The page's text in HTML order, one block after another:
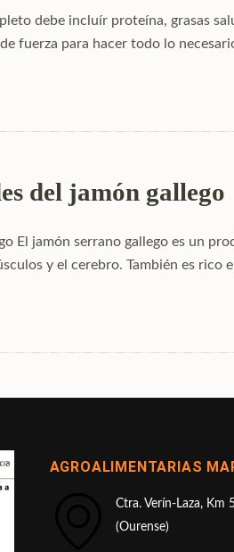
debe incluír proteína, grasas
fuerza para hacer todo lo
del jamón gallego​
El jamón serrano gallego es un
y el cerebro. También es rico
AGROALIMENTARIAS
Ctra. Verín-Laza, Km
(Ourense)